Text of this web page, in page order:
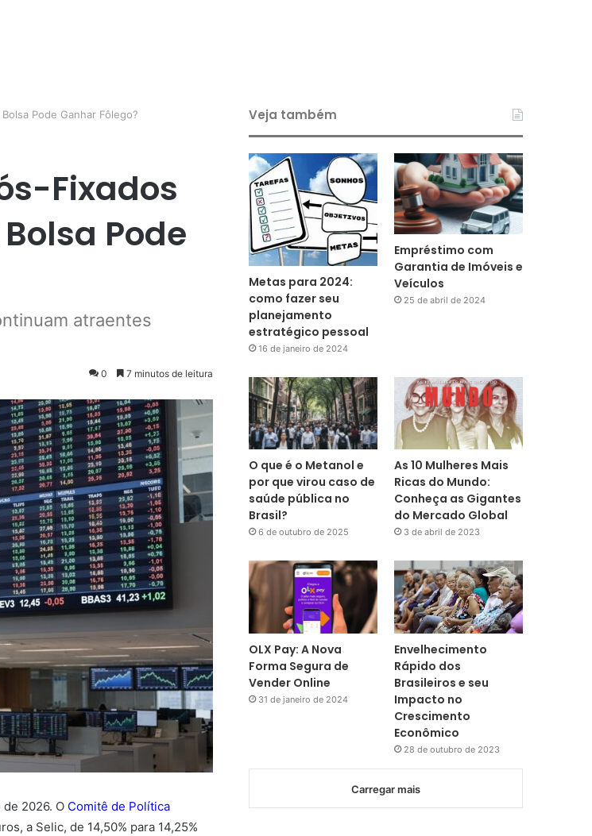
Pode Ganhar Fôlego?
Fixados
Pode
atraentes
0 7 minutos de leitura
2026. O Comitê de Política
a Selic, de 14,50% para 14,25%
Veja também
Metas para 2024:
como fazer seu
planejamento
estratégico pessoal
16 de janeiro de 2024
Empréstimo com
Garantia de Imóveis e
Veículos
25 de abril de 2024
O que é o Metanol e
por que virou caso de
saúde pública no
Brasil?
6 de outubro de 2025
As 10 Mulheres Mais
Ricas do Mundo:
Conheça as Gigantes
do Mercado Global
3 de abril de 2023
OLX Pay: A Nova
Forma Segura de
Vender Online
31 de janeiro de 2024
Envelhecimento
Rápido dos
Brasileiros e seu
Impacto no
Crescimento
Econômico
28 de outubro de 2023
Carregar mais